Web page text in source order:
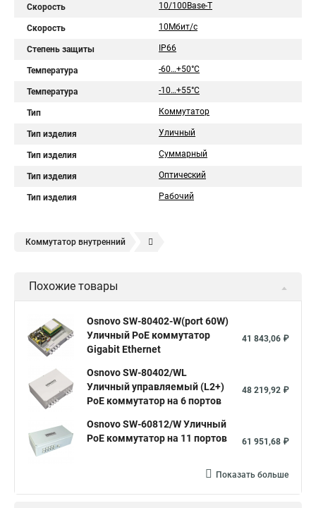
Скорость 10/100Base-T
Скорость 10Мбит/с
Степень защиты IP66
Температура -60…+50°С
Температура -10…+55°С
Тип Коммутатор
Тип изделия Уличный
Тип изделия Суммарный
Тип изделия Оптический
Тип изделия Рабочий
Коммутатор внутренний
Команды коммутаторы cisco
Коммутаторы для модемов Коммутатор на интернет это
Отличие коммутатора и маршрутизатора
Коммутатор индикатор
Сетевой кабель компьютер коммутатор
Коммутатор на 18 портов
Коммутатор управляемый 48 портов
Похожие товары
Osnovo SW-80402-W(port 60W)
Уличный PoE коммутатор
Gigabit Ethernet
41 843,06 ₽
Osnovo SW-80402/WL
Уличный управляемый (L2+)
PoE коммутатор на 6 портов
48 219,92 ₽
Osnovo SW-60812/W Уличный
PoE коммутатор на 11 портов
61 951,68 ₽
Показать больше